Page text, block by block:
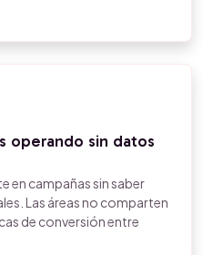
operando sin datos
en campañas sin saber
Las áreas no comparten
de conversión entre